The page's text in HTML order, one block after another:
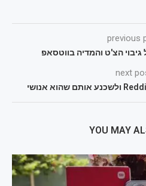
previous
הצ'ט והמדיה בווטסאפ
next
YOU MAY